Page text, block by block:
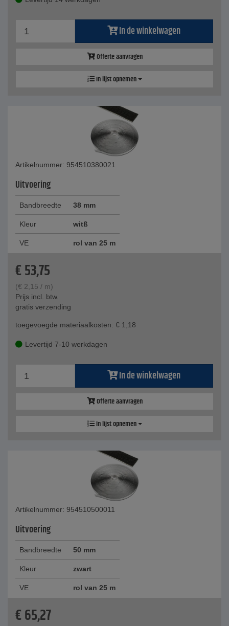
In de winkelwagen
Offerte aanvragen
In lijst opnemen
Artikelnummer: 954510380021
Uitvoering
Bandbreedte 38 mm
Kleur witß
VE rol van 25 m
€53,75
(€ 2,15 / m)
Prijs incl. btw.
gratis verzending
toegevoegde materiaalkosten: € 1,18
Levertijd 7-10 werkdagen
In de winkelwagen
Offerte aanvragen
In lijst opnemen
Artikelnummer: 954510500011
Uitvoering
Bandbreedte 50 mm
Kleur zwart
VE rol van 25 m
€65,27